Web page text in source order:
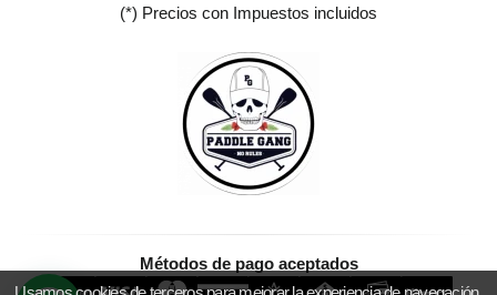
(*) Precios con Impuestos incluidos
Métodos de pago aceptados